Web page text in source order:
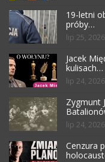
19-letni
próby…
lip 25, 2026
Jacek
kulisach…
lip 24, 2026
Zygmunt
lip 24, 2026
Cenzura